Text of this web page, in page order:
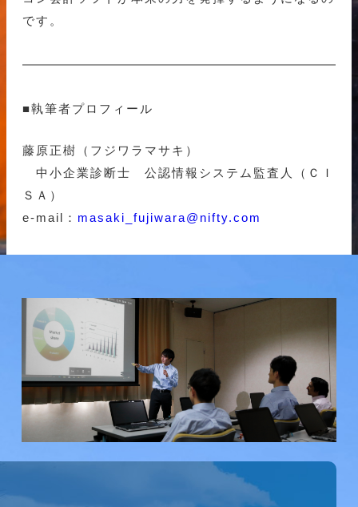
です。
■執筆者プロフィール
藤原正樹（フジワラマサキ）
中小企業診断士 公認情報システム監査人（ＣＩ
ＳＡ）
e-mail： masaki_fujiwara@nifty.com